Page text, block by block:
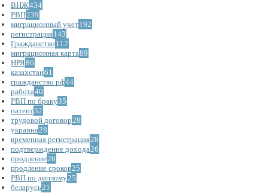
ВНЖ434
РВП239
миграционный учет192
регистрация143
Гражданство 117
миграционная карта89
НРЯ86
казахстан61
гражданство рф44
работа40
РВП по браку35
патент32
трудовой договор28
украина28
временная регистрация28
подтверждение дохода26
продление26
продление сроков25
РВП по диплому25
беларусь21